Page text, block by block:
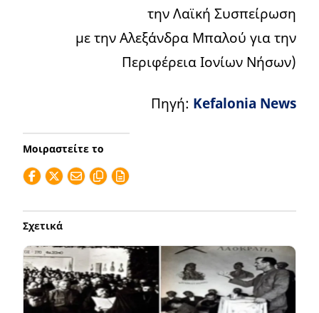
την Λαϊκή Συσπείρωση
με την Αλεξάνδρα Μπαλού για την
Περιφέρεια Ιονίων Νήσων)
Πηγή: Kefalonia News
Μοιραστείτε το
Σχετικά